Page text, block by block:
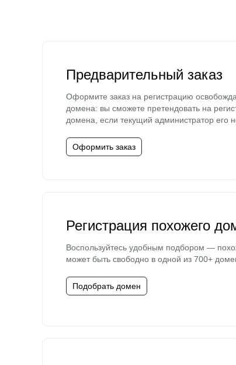
Предварительный заказ
Оформите заказ на регистрацию
домена: вы сможете претендовать на
домена, если текущий администратор его
Оформить заказ
Регистрация похожего
Воспользуйтесь удобным подбором —
может быть свободно в одной из 700+
Подобрать домен